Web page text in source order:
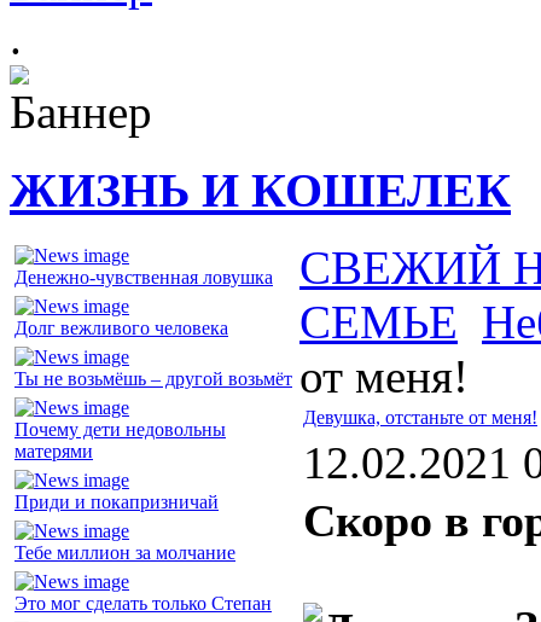
.
ЖИЗНЬ И КОШЕЛЕК
Денежно-чувственная ловушка
Долг вежливого человека
Ты не возьмёшь – другой возьмёт
Почему дети недовольны
матерями
Приди и покапризничай
Тебе миллион за молчание
Это мог сделать только Степан
СВЕЖИЙ
СЕМЬЕ
от меня!
Девушка, отстаньте от меня!
12.02.2021
Скоро в